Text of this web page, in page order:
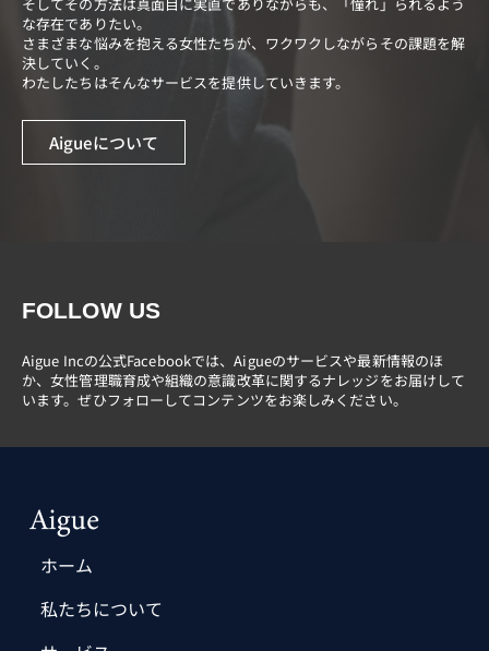
そしてその方法は真面目に実直でありながらも、「憧れ」られるよう
な存在でありたい。
さまざまな悩みを抱える女性たちが、ワクワクしながらその課題を解
決していく。
わたしたちはそんなサービスを提供していきます。
Aigueについて
FOLLOW US
Aigue Incの公式Facebookでは、Aigueのサービスや最新情報のほ
か、女性管理職育成や組織の意識改革に関するナレッジをお届けして
います。ぜひフォローしてコンテンツをお楽しみください。
ホーム
私たちについて